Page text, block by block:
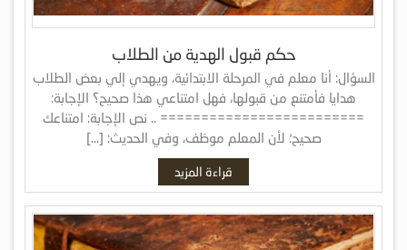
حكم قبول الهدية من الطلاب
السؤال: أنا معلم في المرحلة الابتدائية، ويهدي إلي بعض الطلاب
هدايا فأمتنع من قبولها، فهل امتناعي هذا صحيح؟ الإجابة:
========================= .. نص الإجابة: امتناعك
صحيح؛ لأن المعلم موظف، وفي الحديث: […]
قراءة المزيد